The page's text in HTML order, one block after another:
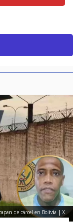
de cárcel en Bolivia | X